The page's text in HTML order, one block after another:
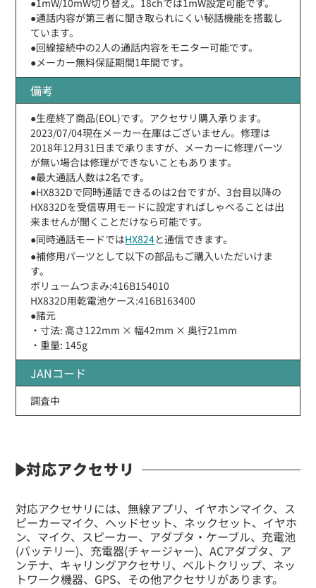
●通話内容が第三者に聞き取られにくい秘話機能を搭載し
ています。
●回線接続中の2人の通話内容をモニター可能です。
●メーカー無料保証期間1年間です。
備考
●生産終了商品(EOL)です。アクセサリ購入承ります。
2023/07/04現在メーカー在庫はございません。修理は
2018年12月31日まで承りますが、メーカーに修理パーツ
が無い場合は修理ができないこともあります。
●最大通話人数は2名です。
●HX832Dで同時通話できるのは2台ですが、3台目以降の
HX832Dを受信専用モードに設定すればしゃべることは出
来ませんが聞くことだけなら可能です。
●同時通話モードではHX824と通信できます。
●補修用パーツとして以下の部品もご購入いただいけま
す。
ボリュームつまみ:416B154010
HX832D用乾電池ケース:416B163400
●諸元
・寸法: 高さ122mm × 幅42mm × 奥行21mm
・重量: 145g
JANコード
調査中
対応アクセサリ
対応アクセサリには、無線アプリ、イヤホンマイク、ス
ピーカーマイク、ヘッドセット、ネックセット、イヤホ
ン、マイク、スピーカー、アダプタ・ケーブル、充電池
(バッテリー)、充電器(チャージャー)、ACアダプタ、ア
ンテナ、キャリングアクセサリ、ベルトクリップ、ネッ
トワーク機器、GPS、その他アクセサリがあります。